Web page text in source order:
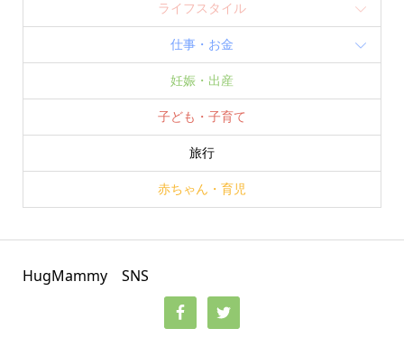
ライフスタイル
仕事・お金
妊娠・出産
子ども・子育て
旅行
赤ちゃん・育児
HugMammy SNS